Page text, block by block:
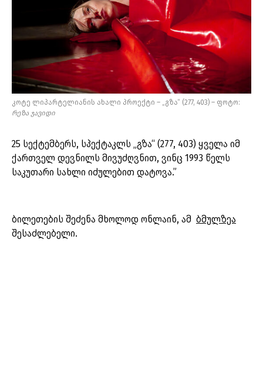
კოტე ლიპარტელიანის ახალი პროექტი – „გზა“ (277, 403) – ფოტო:
რეზა ჯავიდი
25 სექტემბერს, სპექტაკლს „გზა“ (277, 403) ყველა იმ
ქართველ დევნილს მივუძღვნით, ვინც 1993 წელს
საკუთარი სახლი იძულებით დატოვა.”
ბილეთების შეძენა მხოლოდ ონლაინ, ამ ბმულზეა
შესაძლებელი.